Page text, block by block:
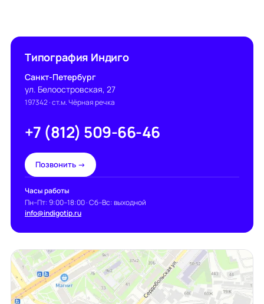
Типография Индиго
Санкт-Петербург
ул. Белоостровская, 27
197342· ст.м. Чёрная речка
+7 (812) 509-66-46
Позвонить →
Часы работы
Пн–Пт: 9:00–18:00 · Сб–Вс: выходной
info@indigotip.ru